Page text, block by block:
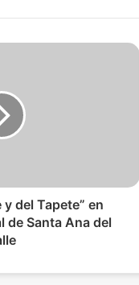
y del Tapete” en
de Santa Ana del